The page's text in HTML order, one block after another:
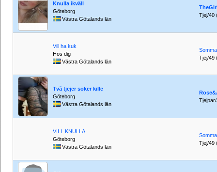
Knulla ikväll
Göteborg
Västra Götalands län
Tjej/40
Vill ha kuk
Hos dig
Västra Götalands län
Tjej/49
Två tjejer söker kille
Göteborg
Västra Götalands län
VILL KNULLA
Göteborg
Västra Götalands län
Tjej/49